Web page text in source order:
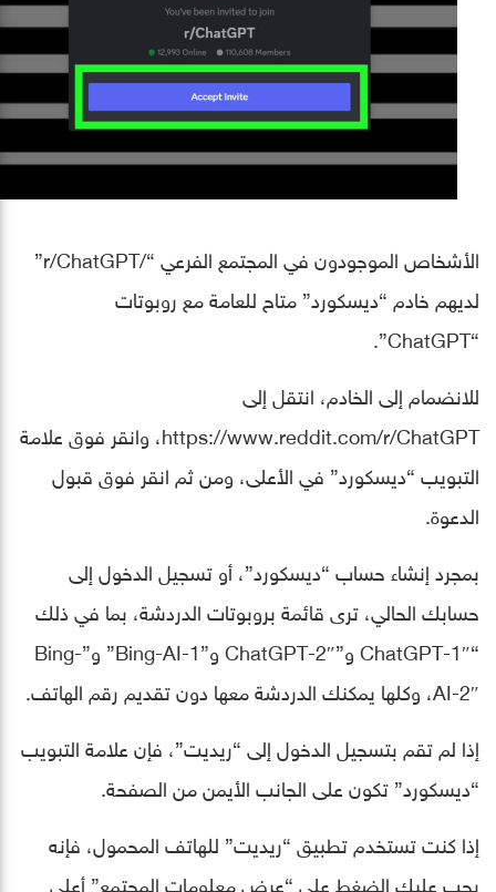
الأشخاص الموجودون في المجتمع الفرعي “/r/ChatGPT”
لديهم خادم “ديسكورد” متاح للعامة مع روبوتات
“ChatGPT”.
للانضمام إلى الخادم، انتقل إلى
https://www.reddit.com/r/ChatGPT، وانقر فوق علامة
التبويب “ديسكورد” في الأعلى، ومن ثم انقر فوق قبول
الدعوة.
بمجرد إنشاء حساب “ديسكورد”، أو تسجيل الدخول إلى
حسابك الحالي، ترى قائمة بروبوتات الدردشة، بما في ذلك
“ChatGPT-1″ و”ChatGPT-2″ و”Bing-AI-1” و”Bing-
AI-2″، وكلها يمكنك الدردشة معها دون تقديم رقم الهاتف.
إذا لم تقم بتسجيل الدخول إلى “ريديت”، فإن علامة التبويب
“ديسكورد” تكون على الجانب الأيمن من الصفحة.
إذا كنت تستخدم تطبيق “ريديت” للهاتف المحمول، فإنه
يجب عليك الضغط على “عرض معلومات المجتمع” أعلى